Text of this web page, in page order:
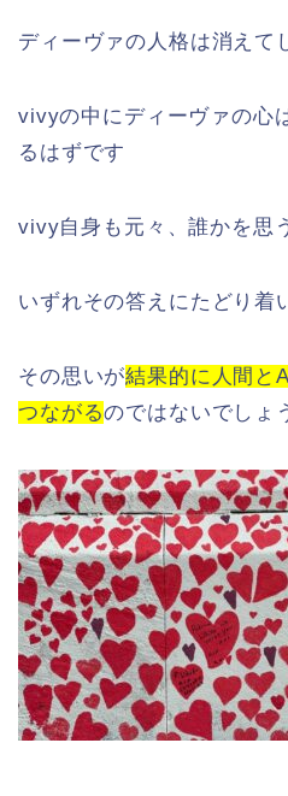
ディーヴァの人格は消えて
vivyの中にディーヴァの心
るはずです
vivy自身も元々、誰かを思
いずれその答えにたどり着
その思いが結果的に人間と
つながるのではないでしょ